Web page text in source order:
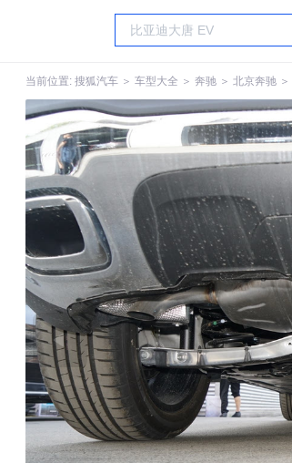
当前位置: 搜狐汽车 ＞ 车型大全 ＞ 奔驰 ＞ 北京奔驰 ＞